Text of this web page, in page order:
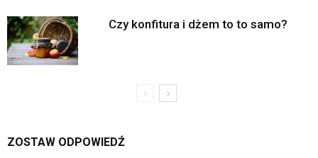
Czy konfitura i dżem to to samo?
ZOSTAW ODPOWIEDŹ